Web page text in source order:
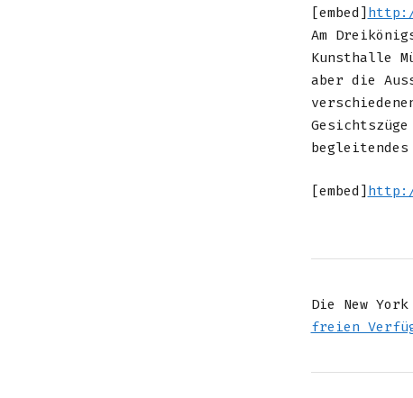
[embed]
Am
Kunsthalle
aber die
[embed] http://
Die New
freien